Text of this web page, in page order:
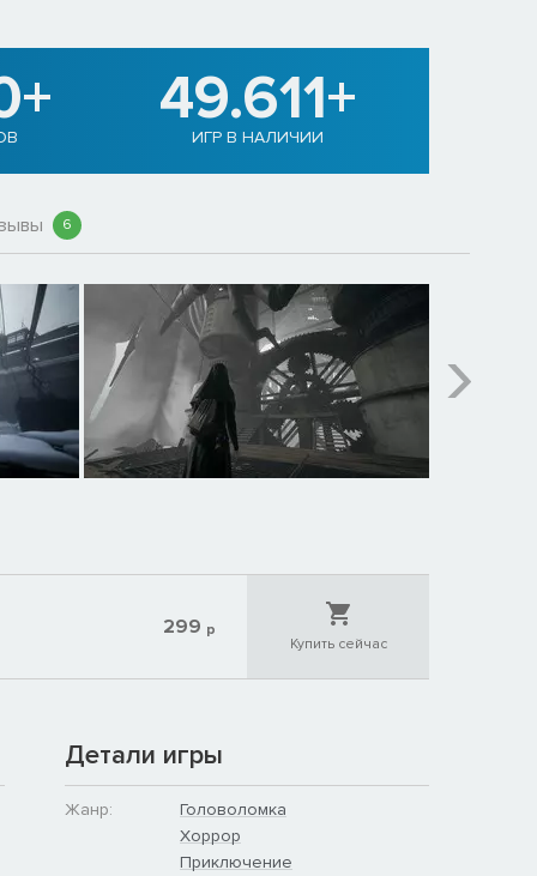
49.611+
ИГР В НАЛИЧИИ
6
299 р
Купить сейчас
Детали игры
Жанр:
Головоломка
Хоррор
Приключение